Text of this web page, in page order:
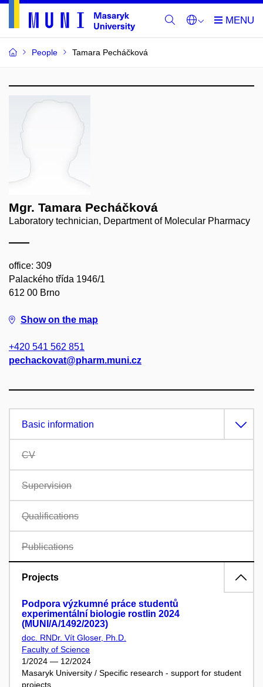
People Tamara Pecháčková
Mgr. Tamara Pecháčková
Laboratory technician, Department of Molecular Pharmacy
office: 309
Palackého třída 1946/1
612 00 Brno
Show on the map
+420 541 562 851
pechackovat@pharm.muni.cz
Basic information
CV
Supervision
Qualifications
Publications
Projects
Podpora výzkumné práce studentů
experimentální biologie rostlin 2024
(MUNI/A/1492/2023)
doc. RNDr. Vít Gloser, Ph.D.
Faculty of Science
1/2024 — 12/2024
Masaryk University / Specific research - support for student
projects